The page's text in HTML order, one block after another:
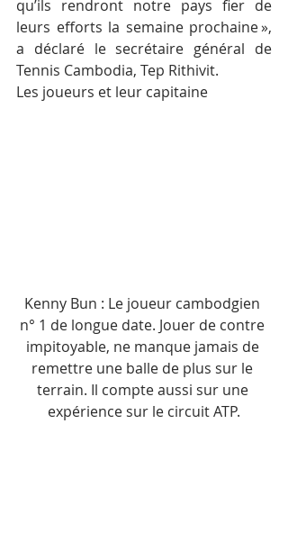
qu’ils rendront notre pays fier de
leurs efforts la semaine prochaine »,
a déclaré le secrétaire général de
Tennis Cambodia, Tep Rithivit.
Les joueurs et leur capitaine
Kenny Bun : Le joueur cambodgien
n° 1 de longue date. Jouer de contre
impitoyable, ne manque jamais de
remettre une balle de plus sur le
terrain. Il compte aussi sur une
expérience sur le circuit ATP.